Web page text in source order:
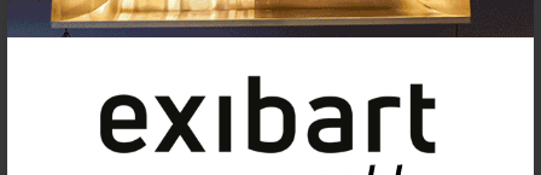
El CCCC (València) inaugura ‘Art
Contemporani de la Generalitat